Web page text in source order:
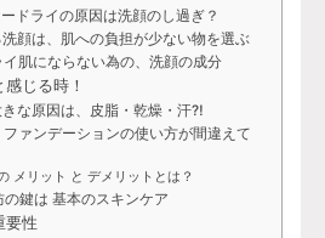
ドライの原因は洗顔のし過ぎ？
顔は、肌への負担が少ない物を選ぶ
肌にならない為の、洗顔の成分
じる時！
な原因は、皮脂・乾燥・汗⁈
ァンデーションの使い方が間違えて
メリット と デメリットとは？
鍵は 基本のスキンケア
要性